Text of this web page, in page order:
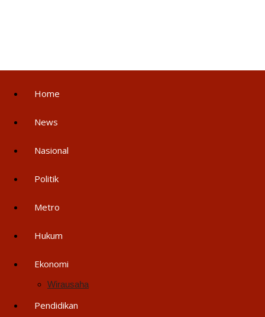
Home
News
Nasional
Politik
Metro
Hukum
Ekonomi
Wirausaha
Pendidikan